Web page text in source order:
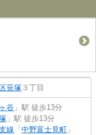
笹塚 ３丁目
谷 」駅 徒歩13分
」駅 徒歩13分
線 「 中野富士見町 」